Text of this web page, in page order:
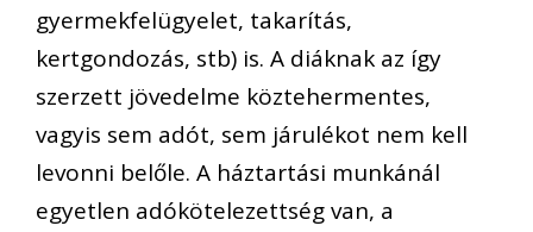
gyermekfelügyelet, takarítás,
kertgondozás, stb) is. A diáknak az így
szerzett jövedelme köztehermentes,
vagyis sem adót, sem járulékot nem kell
levonni belőle. A háztartási munkánál
egyetlen adókötelezettség van, a